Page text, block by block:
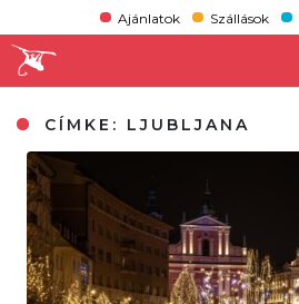
Ajánlatok Szállások
CÍMKE: LJUBLJANA